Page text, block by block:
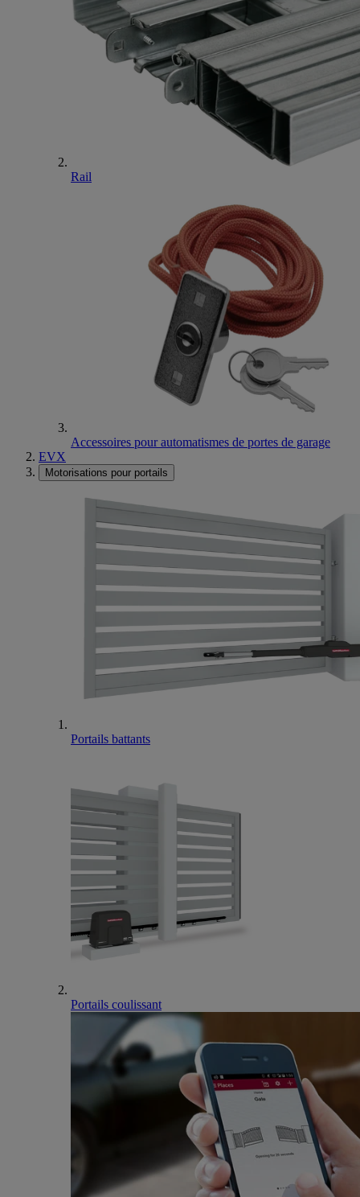
Rail
Accessoires pour automatismes de portes de garage
EVX
Motorisations pour portails
Portails battants
Portails coulissant